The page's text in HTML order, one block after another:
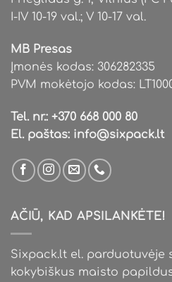
I-IV 10-19 val.; V 10-17 val.
MB Presas
Įmonės kodas: 306282335
PVM mokėtojo kodas:
Tel. nr.: +370 668 000 80
El. paštas: info@sixpack.lt
AČIŪ, KAD APSILANKĖTE!
Sixpack.lt el. parduotuvėje
kokybiškus maisto